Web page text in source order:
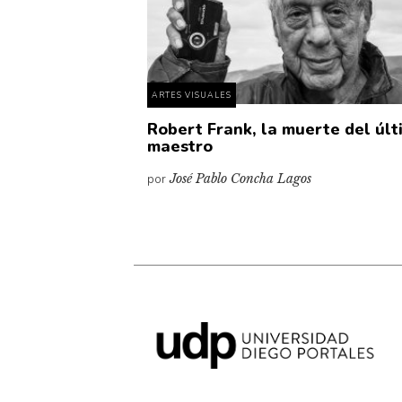
ARTES VISUALES
Robert Frank, la muerte del
maestro
porJosé Pablo Concha Lagos